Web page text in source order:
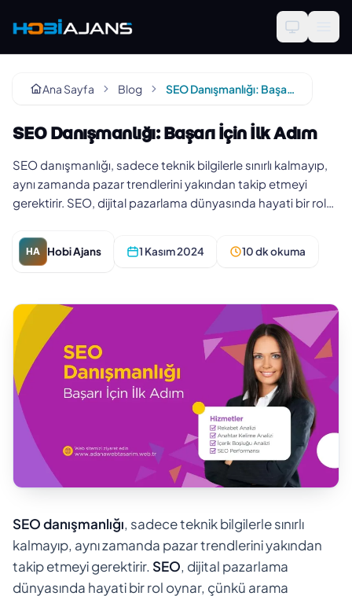
Ana Sayfa Blog SEO Danışmanlığı: Başarı İçin İlk Adım
SEO Danışmanlığı: Başarı İçin İlk Adım
SEO danışmanlığı, sadece teknik bilgilerle sınırlı kalmayıp,
aynı zamanda pazar trendlerini yakından takip etmeyi
gerektirir. SEO, dijital pazarlama dünyasında hayati bir rol
HA Hobi Ajans 1 Kasım 2024 10 dk okuma
SEO danışmanlığı, sadece teknik bilgilerle sınırlı
kalmayıp, aynı zamanda pazar trendlerini yakından
takip etmeyi gerektirir. SEO, dijital pazarlama
dünyasında hayati bir rol oynar, çünkü arama